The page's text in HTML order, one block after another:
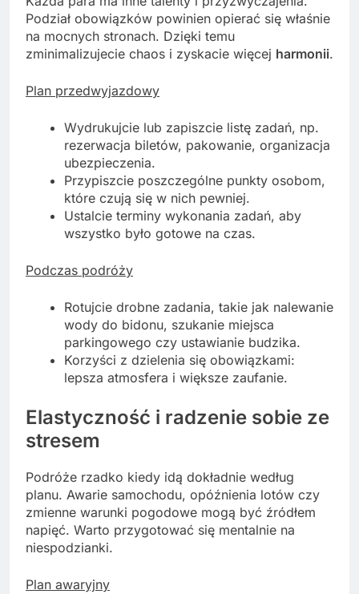
Podział obowiązków powinien opierać się właśnie
na mocnych stronach. Dzięki temu
zminimalizujecie chaos i zyskacie więcej harmonii.
Plan przedwyjazdowy
Wydrukujcie lub zapiszcie listę zadań, np.
rezerwacja biletów, pakowanie, organizacja
ubezpieczenia.
Przypiszcie poszczególne punkty osobom,
które czują się w nich pewniej.
Ustalcie terminy wykonania zadań, aby
wszystko było gotowe na czas.
Podczas podróży
Rotujcie drobne zadania, takie jak nalewanie
wody do bidonu, szukanie miejsca
parkingowego czy ustawianie budzika.
Korzyści z dzielenia się obowiązkami:
lepsza atmosfera i większe zaufanie.
Elastyczność i radzenie sobie ze
stresem
Podróże rzadko kiedy idą dokładnie według
planu. Awarie samochodu, opóźnienia lotów czy
zmienne warunki pogodowe mogą być źródłem
napięć. Warto przygotować się mentalnie na
niespodzianki.
Plan awaryjny